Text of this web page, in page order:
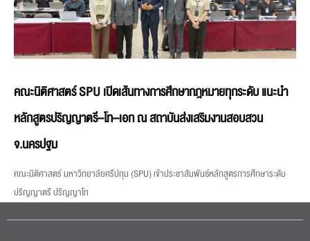
คณะนิติศาสตร์ SPU เปิดเส้นทางการศึกษากฎหมายทุกระดับ แนะนำ
หลักสูตรปริญญาตรี–โท–เอก ณ สถาบันส่งเสริมงานสอบสวน
จ.นครปฐม
คณะนิติศาสตร์ มหาวิทยาลัยศรีปทุม (SPU) เข้าประชาสัมพันธ์หลักสูตรการศึกษาระดับ
ปริญญาตรี ปริญญาโท